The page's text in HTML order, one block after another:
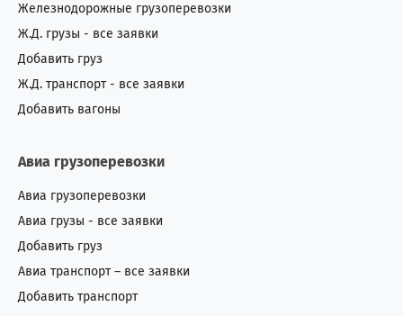
Железнодорожные грузоперевозки
Ж.Д. грузы - все заявки
Добавить груз
Ж.Д. транспорт - все заявки
Добавить вагоны
Авиа грузоперевозки
Авиа грузоперевозки
Авиа грузы - все заявки
Добавить груз
Авиа транспорт – все заявки
Добавить транспорт